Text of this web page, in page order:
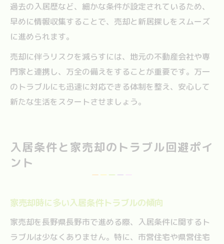
過去の入居歴など、細かな条件が設定されているため、
早めに情報収集することで、売却と新居探しをスムーズ
に進められます。
売却に伴うリスクを減らすには、地元の不動産会社や専
門家と連携し、万全の備えをすることが重要です。万一
のトラブルにも迅速に対応できる体制を整え、安心して
新たな生活をスタートさせましょう。
入居条件と家売却のトラブル回避ポイ
ント
家売却時に多い入居条件トラブルの傾向
家売却を長野県長野市で進める際、入居条件に関するト
ラブルは少なくありません。特に、市営住宅や県営住宅